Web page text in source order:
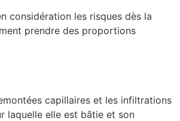
considération les risques dès la
prendre des proportions
capillaires et les infiltrations
laquelle elle est bâtie et son